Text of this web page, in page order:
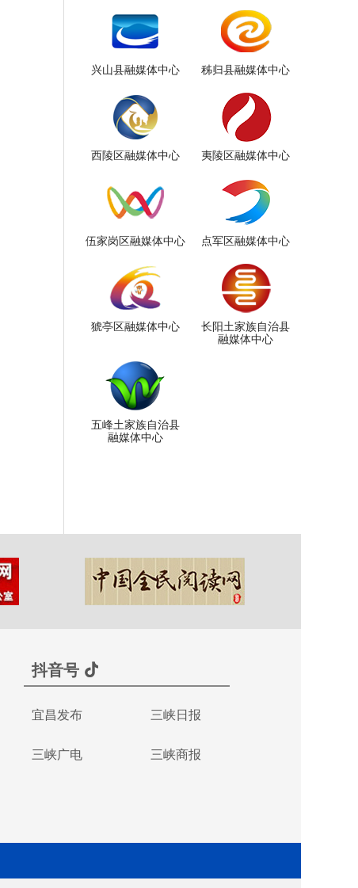
兴山县融媒体中心 秭归县融媒体中心
西陵区融媒体中心 夷陵区融媒体中心
伍家岗区融媒体中心 点军区融媒体中心
猇亭区融媒体中心
长阳土家族自治县
融媒体中心
五峰土家族自治县
融媒体中心
抖音号
宜昌发布 三峡日报
三峡广电 三峡商报